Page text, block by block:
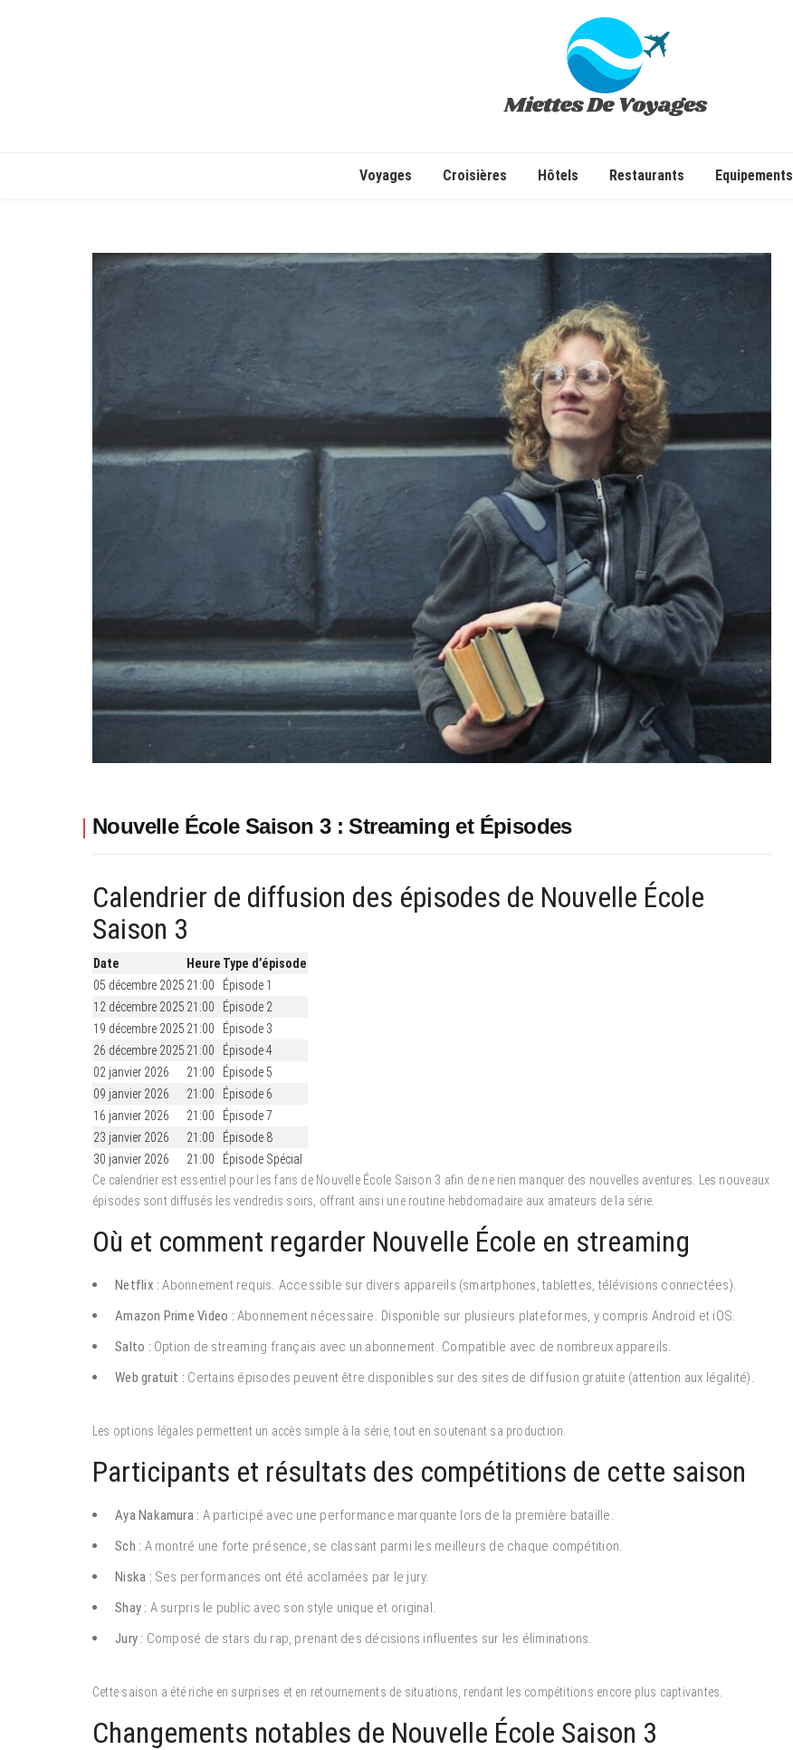
Voyages Croisières Hôtels Restaurants Equipements
Nouvelle École Saison 3 : Streaming et Épisodes
Calendrier de diffusion des épisodes de Nouvelle École
Saison 3
Date Heure Type d’épisode
05 décembre 2025 21:00
Épisode 1
12 décembre 2025 21:00
Épisode 2
19 décembre 2025 21:00
Épisode 3
26 décembre 2025 21:00
Épisode 4
02 janvier 2026
21:00
Épisode 5
09 janvier 2026
21:00
Épisode 6
16 janvier 2026
21:00
Épisode 7
23 janvier 2026
21:00
Épisode 8
30 janvier 2026
21:00
Épisode Spécial
Ce calendrier est essentiel pour les fans de Nouvelle École Saison 3 afin de ne rien manquer des nouvelles aventures. Les nouveaux
épisodes sont diffusés les vendredis soirs, offrant ainsi une routine hebdomadaire aux amateurs de la série.
Où et comment regarder Nouvelle École en streaming
Netflix : Abonnement requis. Accessible sur divers appareils (smartphones, tablettes, télévisions connectées).
Amazon Prime Video : Abonnement nécessaire. Disponible sur plusieurs plateformes, y compris Android et iOS.
Salto : Option de streaming français avec un abonnement. Compatible avec de nombreux appareils.
Web gratuit : Certains épisodes peuvent être disponibles sur des sites de diffusion gratuite (attention aux légalité).
Les options légales permettent un accès simple à la série, tout en soutenant sa production.
Participants et résultats des compétitions de cette saison
Aya Nakamura : A participé avec une performance marquante lors de la première bataille.
Sch : A montré une forte présence, se classant parmi les meilleurs de chaque compétition.
Niska : Ses performances ont été acclamées par le jury.
Shay : A surpris le public avec son style unique et original.
Jury : Composé de stars du rap, prenant des décisions influentes sur les éliminations.
Cette saison a été riche en surprises et en retournements de situations, rendant les compétitions encore plus captivantes.
Changements notables de Nouvelle École Saison 3